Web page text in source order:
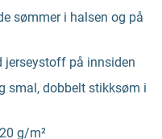
sømmer i halsen og på
jerseystoff på innsiden
smal, dobbelt stikksøm i
g/m²